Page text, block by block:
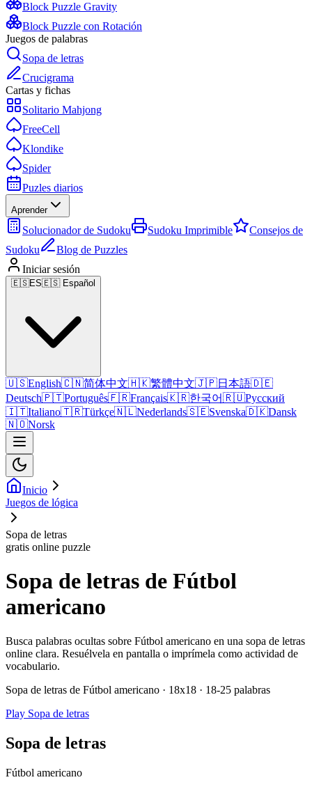
Block Puzzle Gravity
Block Puzzle con Rotación
Juegos de palabras
Sopa de letras
Crucigrama
Cartas y fichas
Solitario Mahjong
FreeCell
Klondike
Spider
Puzles diarios
Aprender
Solucionador de Sudoku Sudoku Imprimible
Consejos de
Sudoku
Blog de Puzzles
Iniciar sesión
🇪🇸ES🇪🇸 Español
🇺🇸English🇨🇳简体中文🇭🇰繁體中文🇯🇵日本語🇩🇪
Deutsch🇵🇹Português🇫🇷Français🇰🇷한국어🇷🇺Русский
🇮🇹Italiano🇹🇷Türkçe🇳🇱Nederlands🇸🇪Svenska🇩🇰Dansk
🇳🇴Norsk
Inicio
Juegos de lógica
Sopa de letras
gratis online puzzle
Sopa de letras de Fútbol
americano
Busca palabras ocultas sobre Fútbol americano en una sopa de letras
online clara. Resuélvela en pantalla o imprímela como actividad de
vocabulario.
Sopa de letras de Fútbol americano · 18x18 · 18-25 palabras
Play Sopa de letras
Sopa de letras
Fútbol americano